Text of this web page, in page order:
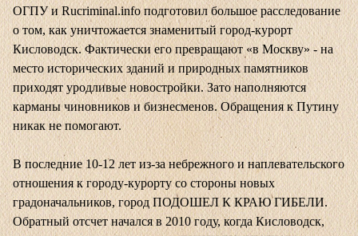
ОГПУ и Rucriminal.info подготовил большое расследование
о том, как уничтожается знаменитый город-курорт
Кисловодск. Фактически его превращают «в Москву» - на
место исторических зданий и природных памятников
приходят уродливые новостройки. Зато наполняются
карманы чиновников и бизнесменов. Обращения к Путину
никак не помогают.
В последние 10-12 лет из-за небрежного и наплевательского
отношения к городу-курорту со стороны новых
градоначальников, город ПОДОШЕЛ К КРАЮ ГИБЕЛИ.
Обратный отсчет начался в 2010 году, когда Кисловодск,